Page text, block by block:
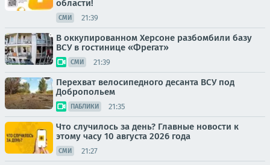
области!
СМИ 21:39
В оккупированном Херсоне разбомбили базу
ВСУ в гостинице «Фрегат»
СМИ 21:39
Перехват велосипедного десанта ВСУ под
Добропольем
ПАБЛИКИ 21:35
Что случилось за день? Главные новости к
этому часу 10 августа 2026 года
СМИ 21:27